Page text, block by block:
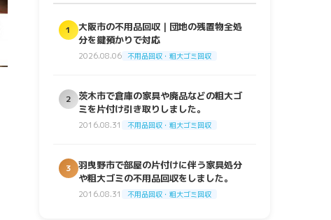
1
大阪市の不用品回収｜団地の残置物全処
分を鍵預かりで対応
2026.08.06 不用品回収・粗大ゴミ回収
2
茨木市で倉庫の家具や廃品などの粗大ゴ
ミを片付け引き取りしました。
2016.08.31 不用品回収・粗大ゴミ回収
3
羽曳野市で部屋の片付けに伴う家具処分
や粗大ゴミの不用品回収をしました。
2016.08.31 不用品回収・粗大ゴミ回収